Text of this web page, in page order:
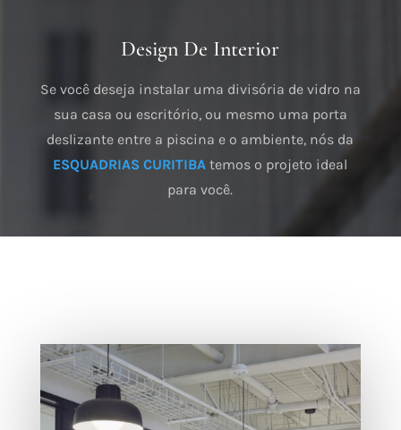
Design De Interior
Se você deseja instalar uma divisória de vidro na
sua casa ou escritório, ou mesmo uma porta
deslizante entre a piscina e o ambiente, nós da
ESQUADRIAS CURITIBA temos o projeto ideal
para você.